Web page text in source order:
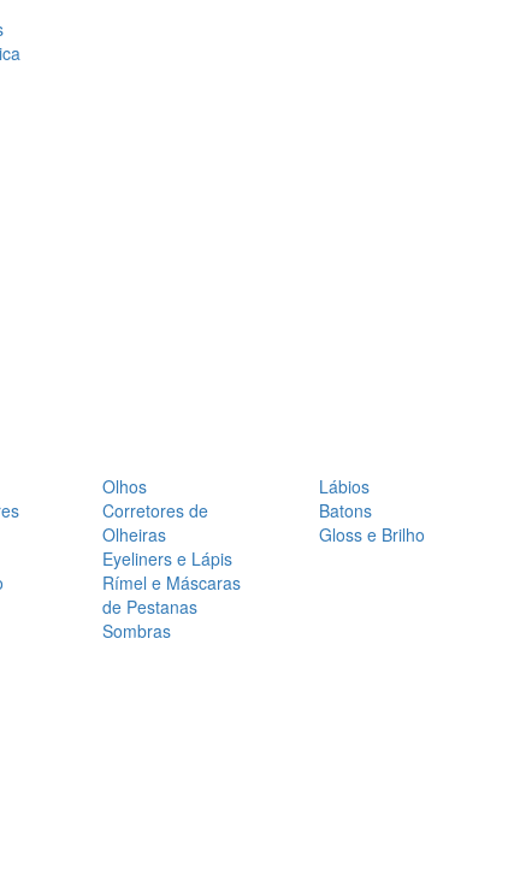
Olhos
Corretores de
Olheiras
Eyeliners e Lápis
Rímel e Máscaras
de Pestanas
Sombras
Lábios
Batons
Gloss e Brilho